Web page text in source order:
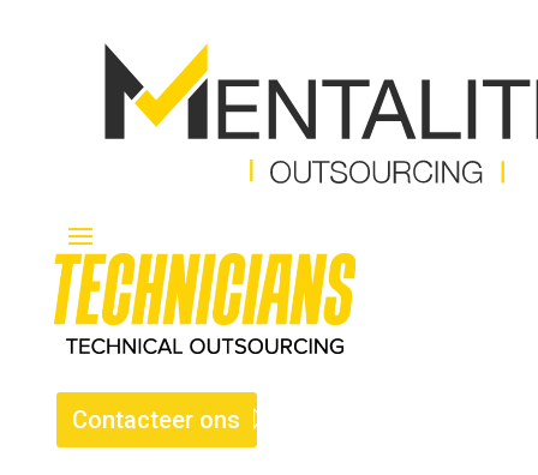
Contacteer ons